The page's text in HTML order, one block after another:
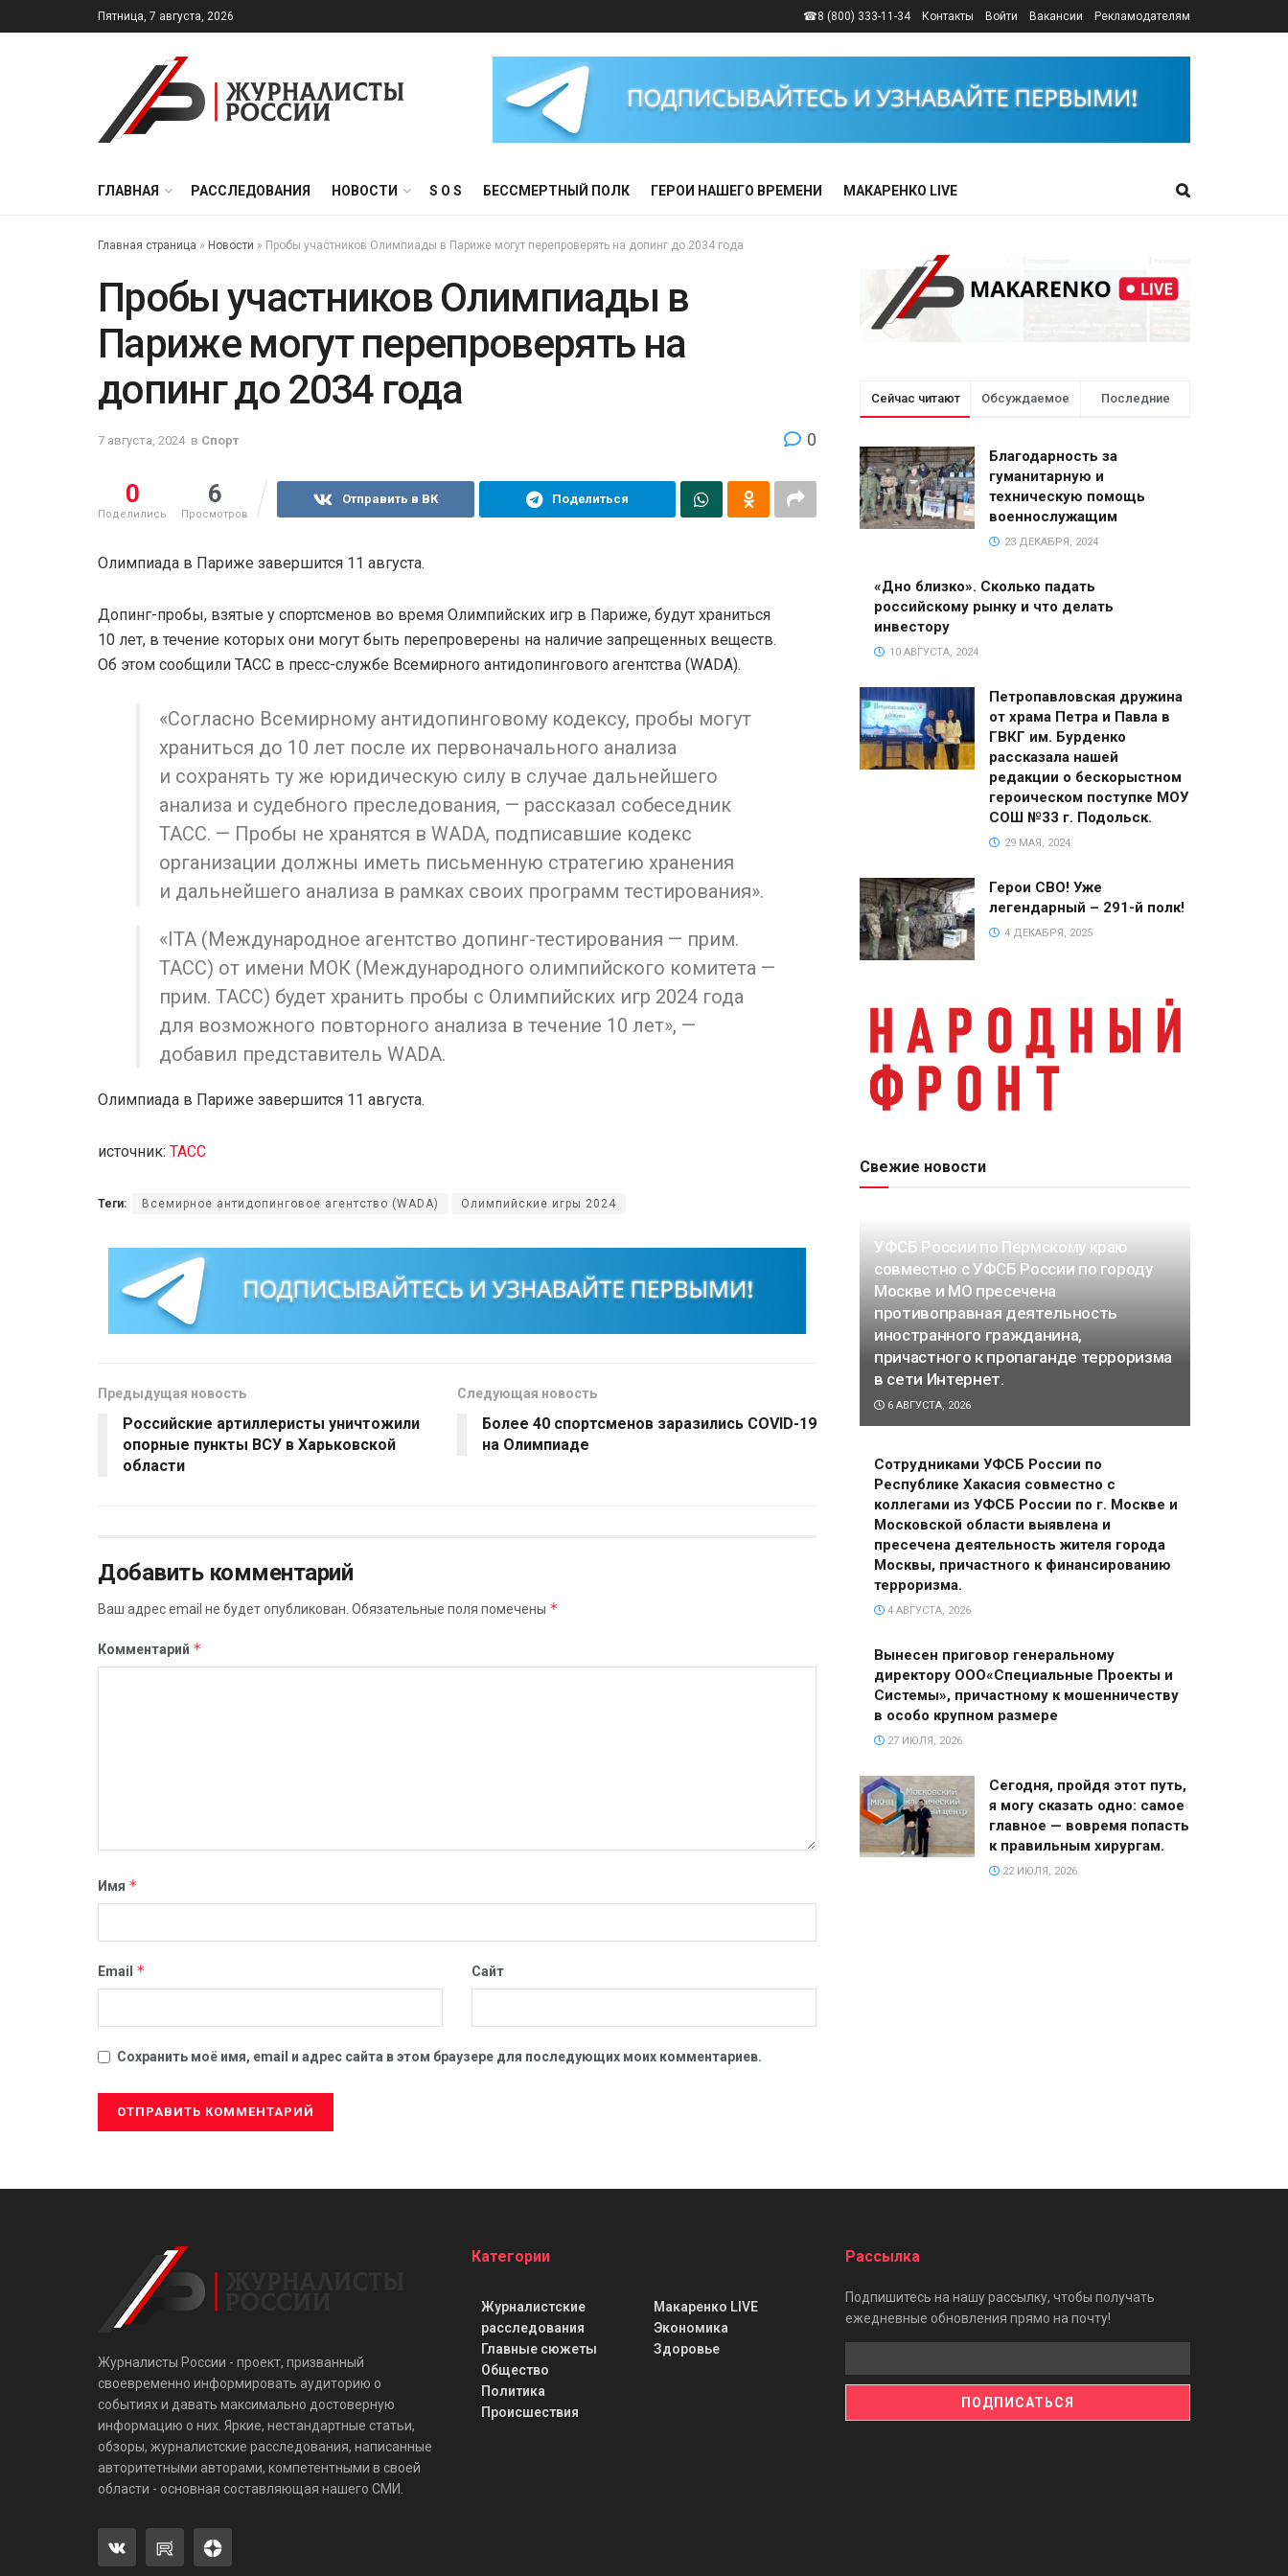
Пятница, 7 августа, 2026 ☎8 (800) 333-11-34 Контакты Войти Вакансии Рекламодателям
ГЛАВНАЯ РАССЛЕДОВАНИЯ НОВОСТИ S O S БЕССМЕРТНЫЙ ПОЛК ГЕРОИ НАШЕГО ВРЕМЕНИ МАКАРЕНКО LIVE
Главная страница » Новости » Пробы участников Олимпиады в Париже могут перепроверять на допинг до 2034 года
Пробы участников Олимпиады в
Париже могут перепроверять на
допинг до 2034 года
7 августа, 2024 в Спорт 0
0
Поделились
6
Просмотров
Отправить в ВК Поделиться
Олимпиада в Париже завершится 11 августа.
Допинг-пробы, взятые у спортсменов во время Олимпийских игр в Париже, будут храниться
10 лет, в течение которых они могут быть перепроверены на наличие запрещенных веществ.
Об этом сообщили ТАСС в пресс-службе Всемирного антидопингового агентства (WADA).
«Согласно Всемирному антидопинговому кодексу, пробы могут
храниться до 10 лет после их первоначального анализа
и сохранять ту же юридическую силу в случае дальнейшего
анализа и судебного преследования, — рассказал собеседник
ТАСС. — Пробы не хранятся в WADA, подписавшие кодекс
организации должны иметь письменную стратегию хранения
и дальнейшего анализа в рамках своих программ тестирования».
«ITA (Международное агентство допинг-тестирования — прим.
ТАСС) от имени МОК (Международного олимпийского комитета —
прим. ТАСС) будет хранить пробы с Олимпийских игр 2024 года
для возможного повторного анализа в течение 10 лет», —
добавил представитель WADA.
Олимпиада в Париже завершится 11 августа.
источник: ТАСС
Теги: Всемирное антидопинговое агентство (WADA) Олимпийские игры 2024
Предыдущая новость
Российские артиллеристы уничтожили
опорные пункты ВСУ в Харьковской
области
Следующая новость
Более 40 спортсменов заразились COVID-19
на Олимпиаде
Добавить комментарий
Ваш адрес email не будет опубликован. Обязательные поля помечены *
Комментарий *
Имя *
Email * Сайт
Сохранить моё имя, email и адрес сайта в этом браузере для последующих моих комментариев.
Сейчас читают Обсуждаемое Последние
Благодарность за
гуманитарную и
техническую помощь
военнослужащим
23 ДЕКАБРЯ, 2024
«Дно близко». Сколько падать
российскому рынку и что делать
инвестору
10 АВГУСТА, 2024
Петропавловская дружина
от храма Петра и Павла в
ГВКГ им. Бурденко
рассказала нашей
редакции о бескорыстном
героическом поступке МОУ
СОШ №33 г. Подольск.
29 МАЯ, 2024
Герои СВО! Уже
легендарный – 291-й полк!
4 ДЕКАБРЯ, 2025
Свежие новости
УФСБ России по Пермскому краю
совместно с УФСБ России по городу
Москве и МО пресечена
противоправная деятельность
иностранного гражданина,
причастного к пропаганде терроризма
в сети Интернет.
6 АВГУСТА, 2026
Сотрудниками УФСБ России по
Республике Хакасия совместно с
коллегами из УФСБ России по г. Москве и
Московской области выявлена и
пресечена деятельность жителя города
Москвы, причастного к финансированию
терроризма.
4 АВГУСТА, 2026
Вынесен приговор генеральному
директору ООО«Специальные Проекты и
Системы», причастному к мошенничеству
в особо крупном размере
27 ИЮЛЯ, 2026
Сегодня, пройдя этот путь,
я могу сказать одно: самое
главное — вовремя попасть
к правильным хирургам.
22 ИЮЛЯ, 2026
Журналисты России - проект, призванный
своевременно информировать аудиторию о
событиях и давать максимально достоверную
информацию о них. Яркие, нестандартные статьи,
обзоры, журналистские расследования, написанные
авторитетными авторами, компетентными в своей
области - основная составляющая нашего СМИ.
Категории
Журналистские
расследования
Главные сюжеты
Общество
Политика
Происшествия
Макаренко LIVE
Экономика
Здоровье
Рассылка
Подпишитесь на нашу рассылку, чтобы получать
ежедневные обновления прямо на почту!